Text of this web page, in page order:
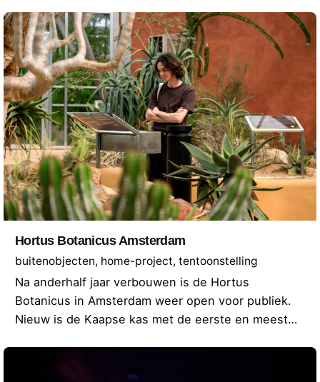
Hortus Botanicus Amsterdam
buitenobjecten home-project tentoonstelling
Na anderhalf jaar verbouwen is de Hortus
Botanicus in Amsterdam weer open voor publiek.
Nieuw is de Kaapse kas met de eerste en meest…